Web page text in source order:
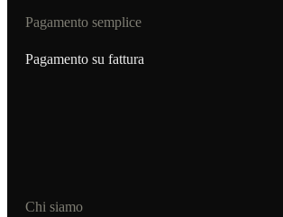
Pagamento semplice
Pagamento su fattura
Chi siamo